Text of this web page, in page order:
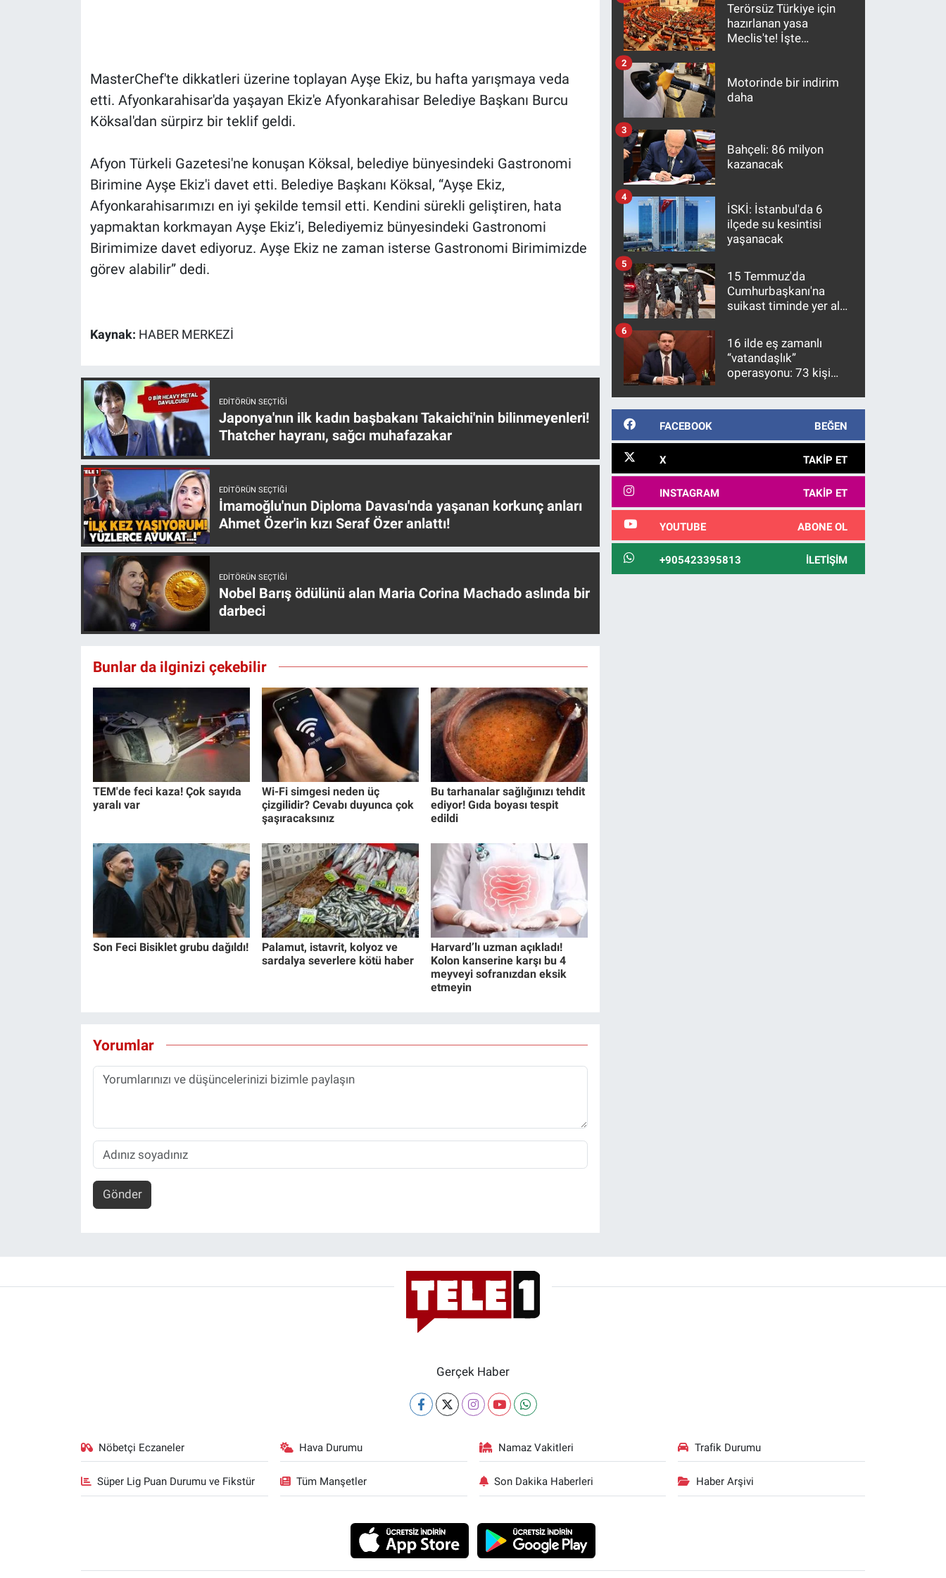
MasterChef'te dikkatleri üzerine toplayan Ayşe Ekiz, bu hafta yarışmaya veda
etti. Afyonkarahisar'da yaşayan Ekiz'e Afyonkarahisar Belediye Başkanı Burcu
Köksal'dan sürpirz bir teklif geldi.
Afyon Türkeli Gazetesi'ne konuşan Köksal, belediye bünyesindeki Gastronomi
Birimine Ayşe Ekiz'i davet etti. Belediye Başkanı Köksal, “Ayşe Ekiz,
Afyonkarahisarımızı en iyi şekilde temsil etti. Kendini sürekli geliştiren, hata
yapmaktan korkmayan Ayşe Ekiz’i, Belediyemiz bünyesindeki Gastronomi
Birimimize davet ediyoruz. Ayşe Ekiz ne zaman isterse Gastronomi Birimimizde
görev alabilir” dedi.
Kaynak: HABER MERKEZİ
EDITÖRÜN SEÇTIĞI
Japonya'nın ilk kadın başbakanı Takaichi'nin bilinmeyenleri!
Thatcher hayranı, sağcı muhafazakar
EDITÖRÜN SEÇTIĞI
İmamoğlu'nun Diploma Davası'nda yaşanan korkunç anları
Ahmet Özer'in kızı Seraf Özer anlattı!
EDITÖRÜN SEÇTIĞI
Nobel Barış ödülünü alan Maria Corina Machado aslında bir
darbeci
Bunlar da ilginizi çekebilir
TEM'de feci kaza! Çok sayıda
yaralı var
Wi-Fi simgesi neden üç
çizgilidir? Cevabı duyunca çok
şaşıracaksınız
Bu tarhanalar sağlığınızı tehdit
ediyor! Gıda boyası tespit
edildi
Son Feci Bisiklet grubu dağıldı!
Palamut, istavrit, kolyoz ve
sardalya severlere kötü haber
Harvard’lı uzman açıkladı!
Kolon kanserine karşı bu 4
meyveyi sofranızdan eksik
etmeyin
Yorumlar
Gönder
Terörsüz Türkiye için
hazırlanan yasa
Meclis'te! İşte
Motorinde bir indirim
daha
2
Bahçeli: 86 milyon
kazanacak
3
İSKİ: İstanbul'da 6
ilçede su kesintisi
yaşanacak
4
15 Temmuz'da
Cumhurbaşkanı'na
suikast timinde yer alan
10 yıl sonra yakalandı
5
16 ilde eş zamanlı
“vatandaşlık”
operasyonu: 73 kişi
6
FACEBOOK BEĞEN
X TAKIP ET
INSTAGRAM TAKIP ET
YOUTUBE ABONE OL
+905423395813 İLETIŞIM
Gerçek Haber
Nöbetçi Eczaneler Hava Durumu Namaz Vakitleri Trafik Durumu
Süper Lig Puan Durumu ve Fikstür Tüm Manşetler Son Dakika Haberleri Haber Arşivi
Koronavirüs
Kültür Sanat
Programlar
Teknoloji
Türkiye'nin Geleceği
Türkiye'nin Gündemi
Yerel Gündem